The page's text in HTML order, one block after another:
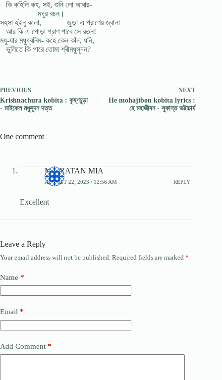
কি কহিলি কহ, সই, শুনি লো আবার-
মধুর বচন।
সহসা হইনু কালা, জুড়া এ প্রাণের জ্বালা
আর কি এ পোড়া প্রাণ পাবে সে রতন!
মধু-যার মধুধ্বনিম- কহে কেন কাঁদ, ধনি,
ভুলিতে কি পারে তোমা শ্ৰীমধুসূদন?
PREVIOUS
Krishnachura kobita : কৃষ্ণচূড়া
- মাইকেল মধুসূদন দত্ত
NEXT
He mohajibon kobita lyrics :
হে মহাজীবন - সুকান্ত ভট্টাচার্য
One comment
MD RATAN MIA
AUGUST 22, 2023 / 12:56 AM REPLY
Excellent
Leave a Reply
Your email address will not be published. Required fields are marked *
Name *
Email *
Add Comment *